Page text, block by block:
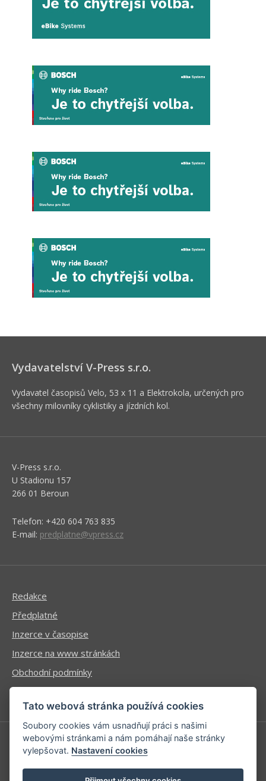
Vydavatelství V-Press s.r.o.
Vydavatel časopisů Velo, 53 x 11 a Elektrokola, určených pro
všechny milovníky cyklistiky a jízdních kol.
V-Press s.r.o.
U Stadionu 157
266 01 Beroun
Telefon: +420 604 763 835
E-mail: predplatne@vpress.cz
Redakce
Předplatné
Inzerce v časopise
Inzerce na www stránkách
Obchodní podmínky
Ochrana osobních údajů
Příhlášení | Registrace
Kontaktní informace
Tato webová stránka používá cookies
Soubory cookies vám usnadňují práci s našimi
webovými stránkami a nám pomáhají naše stránky
vylepšovat. Nastavení cookies